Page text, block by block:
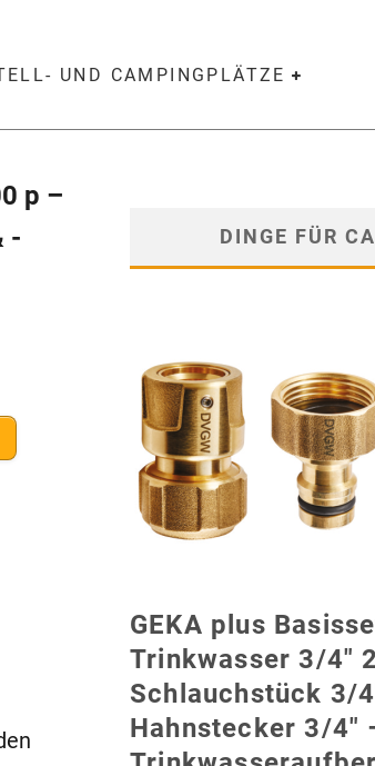
UND CAMPINGPLÄTZE
p –
-
DINGE FÜR
GEKA plus
Trinkwasser 3/4″
Schlauchstück 3/
Hahnstecker 3/4″